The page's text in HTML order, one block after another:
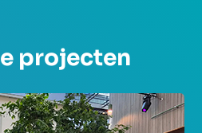
projecten